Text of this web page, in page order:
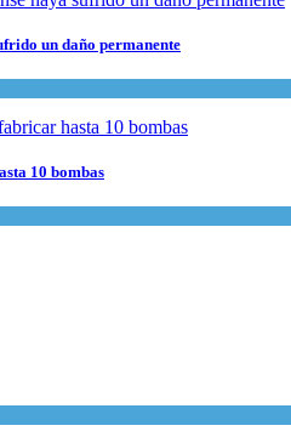
un daño permanente
10 bombas